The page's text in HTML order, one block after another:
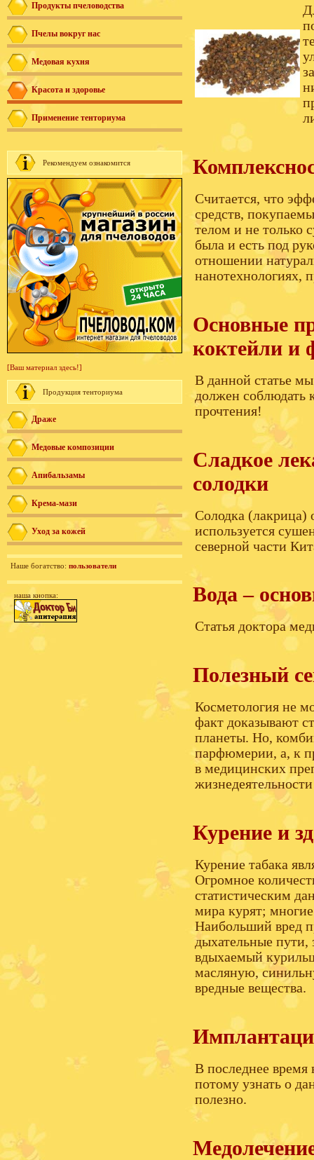
Продукты пчеловодства
Пчелы вокруг нас
Медовая кухня
Красота и здоровье
Применение тенториума
Рекомендуем ознакомится
[Ваш материал здесь!]
Продукция тенториума
Драже
Медовые композиции
Апибальзамы
Крема-мази
Уход за кожей
Наше богатство: пользователи
наша кнопка:
Считается, что
средств,
телом и не только
была и есть под
отношении
нанотехнологиях,
Основные
коктейли и
В данной статье
должен соблюдать
прочтения!
Сладкое
солодки
Солодка (лакрица)
используется
северной части
Вода –
Статья доктора
Полезный
Косметология не
факт доказывают
планеты. Но,
парфюмерии, а, к
в медицинских
Курение и
Курение табака
Огромное
статистическим
мира курят;
Наибольший вред
дыхательные
вдыхаемый
масляную,
вредные вещества.
В последнее время
потому узнать о
полезно.